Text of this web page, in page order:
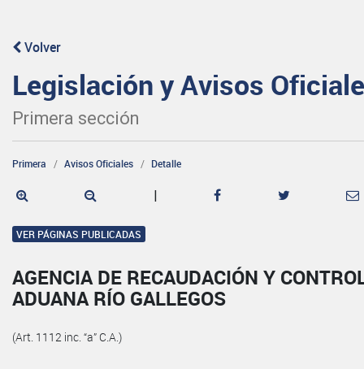
Volver
Legislación y Avisos
Primera sección
Primera Avisos Oficiales Detalle
|
VER PÁGINAS PUBLICADAS
AGENCIA DE RECAUDACIÓN Y
ADUANA RÍO GALLEGOS
(Art. 1112 inc. “a” C.A.)